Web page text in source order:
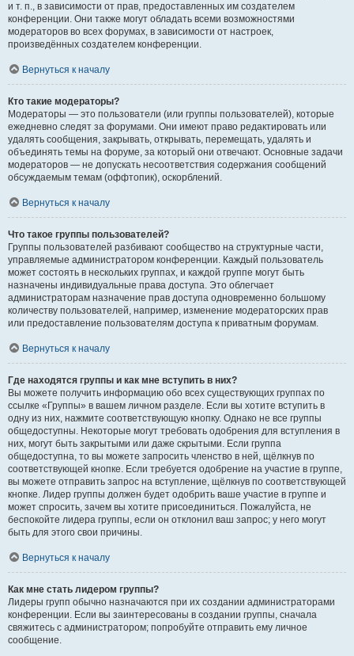
и т. п., в зависимости от прав, предоставленных им создателем
конференции. Они также могут обладать всеми возможностями
модераторов во всех форумах, в зависимости от настроек,
произведённых создателем конференции.
Вернуться к началу
Кто такие модераторы?
Модераторы — это пользователи (или группы пользователей), которые
ежедневно следят за форумами. Они имеют право редактировать или
удалять сообщения, закрывать, открывать, перемещать, удалять и
объединять темы на форуме, за который они отвечают. Основные задачи
модераторов — не допускать несоответствия содержания сообщений
обсуждаемым темам (оффтопик), оскорблений.
Вернуться к началу
Что такое группы пользователей?
Группы пользователей разбивают сообщество на структурные части,
управляемые администратором конференции. Каждый пользователь
может состоять в нескольких группах, и каждой группе могут быть
назначены индивидуальные права доступа. Это облегчает
администраторам назначение прав доступа одновременно большому
количеству пользователей, например, изменение модераторских прав
или предоставление пользователям доступа к приватным форумам.
Вернуться к началу
Где находятся группы и как мне вступить в них?
Вы можете получить информацию обо всех существующих группах по
ссылке «Группы» в вашем личном разделе. Если вы хотите вступить в
одну из них, нажмите соответствующую кнопку. Однако не все группы
общедоступны. Некоторые могут требовать одобрения для вступления в
них, могут быть закрытыми или даже скрытыми. Если группа
общедоступна, то вы можете запросить членство в ней, щёлкнув по
соответствующей кнопке. Если требуется одобрение на участие в группе,
вы можете отправить запрос на вступление, щёлкнув по соответствующей
кнопке. Лидер группы должен будет одобрить ваше участие в группе и
может спросить, зачем вы хотите присоединиться. Пожалуйста, не
беспокойте лидера группы, если он отклонил ваш запрос; у него могут
быть для этого свои причины.
Вернуться к началу
Как мне стать лидером группы?
Лидеры групп обычно назначаются при их создании администраторами
конференции. Если вы заинтересованы в создании группы, сначала
свяжитесь с администратором; попробуйте отправить ему личное
сообщение.